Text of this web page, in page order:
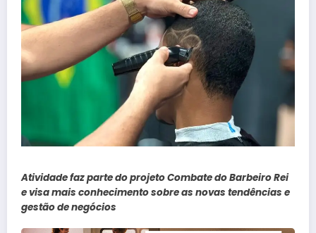
Atividade faz parte do projeto Combate do Barbeiro Rei
e visa mais conhecimento sobre as novas tendências e
gestão de negócios